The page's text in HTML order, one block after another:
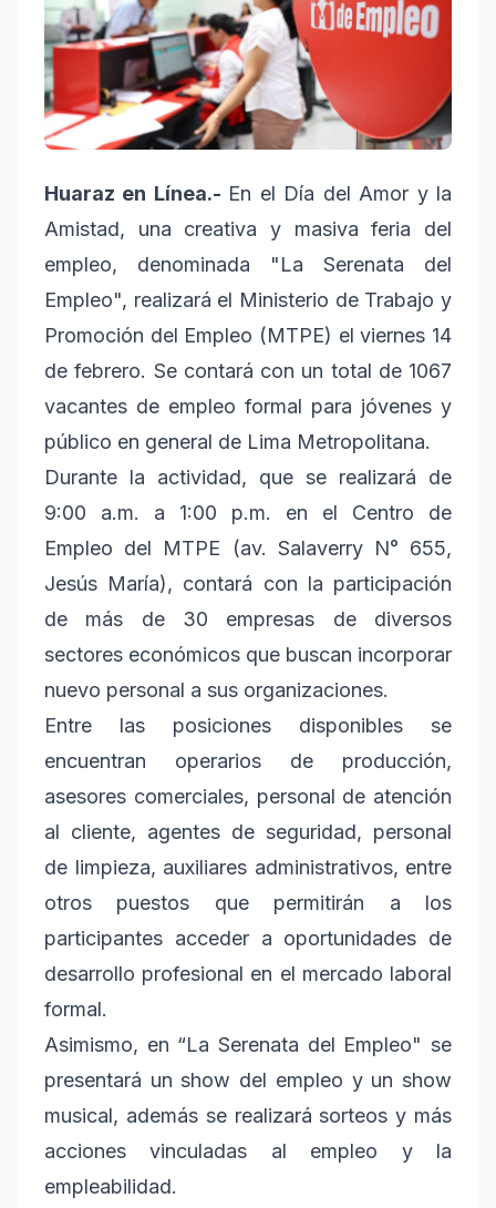
Huaraz en Línea.- En el Día del Amor y la
Amistad, una creativa y masiva feria del
empleo, denominada "La Serenata del
Empleo", realizará el Ministerio de Trabajo y
Promoción del Empleo (MTPE) el viernes 14
de febrero. Se contará con un total de 1067
vacantes de empleo formal para jóvenes y
público en general de Lima Metropolitana.
Durante la actividad, que se realizará de
9:00 a.m. a 1:00 p.m. en el Centro de
Empleo del MTPE (av. Salaverry N° 655,
Jesús María), contará con la participación
de más de 30 empresas de diversos
sectores económicos que buscan incorporar
nuevo personal a sus organizaciones.
Entre las posiciones disponibles se
encuentran operarios de producción,
asesores comerciales, personal de atención
al cliente, agentes de seguridad, personal
de limpieza, auxiliares administrativos, entre
otros puestos que permitirán a los
participantes acceder a oportunidades de
desarrollo profesional en el mercado laboral
formal.
Asimismo, en “La Serenata del Empleo" se
presentará un show del empleo y un show
musical, además se realizará sorteos y más
acciones vinculadas al empleo y la
empleabilidad.